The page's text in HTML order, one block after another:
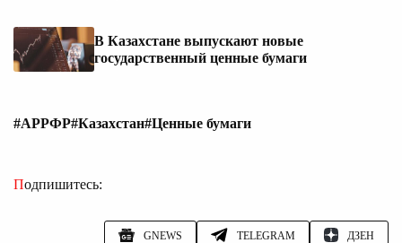
В Казахстане выпускают новые
государственный ценные бумаги
#АРРФР#Казахстан#Ценные бумаги
Подпишитесь:
GNEWS TELEGRAM ДЗЕН